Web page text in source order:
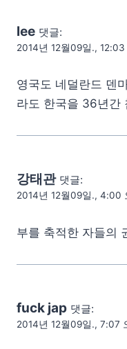
lee 댓글:
2014년 12월09일., 12:03
영국도 네덜란드 덴
라도 한국을 36년간
강태관 댓글:
2014년 12월09일., 4:00
부를 축적한 자들의
fuck jap 댓글:
2014년 12월09일., 7:07